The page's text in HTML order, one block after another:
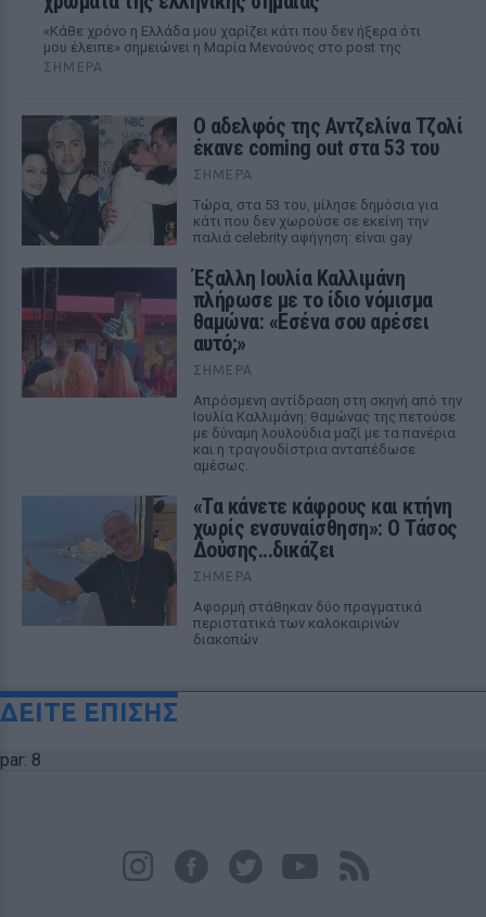
«Κάθε χρόνο η Ελλάδα μου χαρίζει κάτι που δεν ήξερα ότι
μου έλειπε» σημειώνει η Μαρία Μενούνος στο post της
ΣΉΜΕΡΑ
Ο αδελφός της Αντζελίνα Τζολί
έκανε coming out στα 53 του
ΣΉΜΕΡΑ
Τώρα, στα 53 του, μίλησε δημόσια για
κάτι που δεν χωρούσε σε εκείνη την
παλιά celebrity αφήγηση: είναι gay
Έξαλλη Ιουλία Καλλιμάνη
πλήρωσε με το ίδιο νόμισμα
θαμώνα: «Εσένα σου αρέσει
αυτό;»
ΣΉΜΕΡΑ
Απρόσμενη αντίδραση στη σκηνή από την
Ιουλία Καλλιμάνη: θαμώνας της πετούσε
με δύναμη λουλούδια μαζί με τα πανέρια
και η τραγουδίστρια ανταπέδωσε
αμέσως.
«Τα κάνετε κάφρους και κτήνη
χωρίς ενσυναίσθηση»: Ο Τάσος
Δούσης...δικάζει
ΣΉΜΕΡΑ
Αφορμή στάθηκαν δύο πραγματικά
περιστατικά των καλοκαιρινών
διακοπών
ΔΕΙΤΕ ΕΠΙΣΗΣ
par: 8